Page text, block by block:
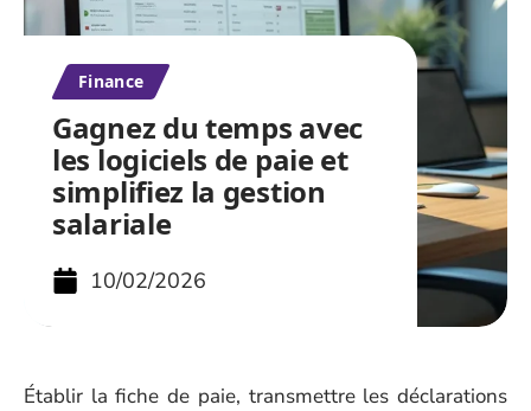
Finance
Gagnez du temps avec
les logiciels de paie et
simplifiez la gestion
salariale
10/02/2026
Établir la fiche de paie, transmettre les déclarations